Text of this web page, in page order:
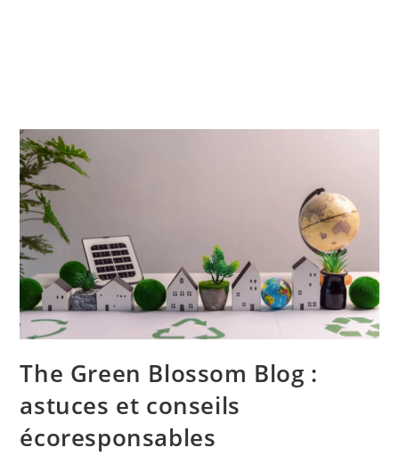
The Green Blossom Blog :
astuces et conseils
écoresponsables